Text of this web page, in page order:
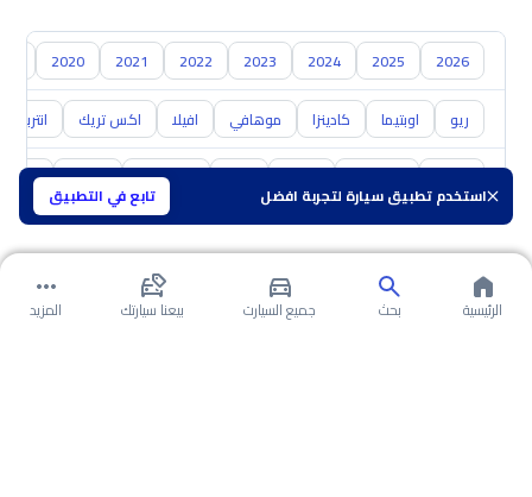
استخدم تطبيق سيارة لتجربة افضل تابع في التطبيق
2026
2025
2024
2023
2022
2021
2020
ريو اوبتيما كادينزا موهافي افيلا اكس تريك انتربريز
سوزوكي هافال GAC
الرئيسية بحث جميع السيارت بيعنا سيارتك المزيد